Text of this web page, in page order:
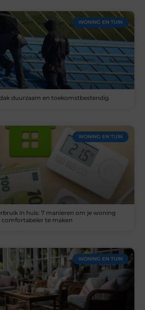
WONING EN TUIN
duurzaam en toekomstbestendig
WONING EN TUIN
in huis: 7 manieren om je woning
comfortabeler te maken
WONING EN TUIN